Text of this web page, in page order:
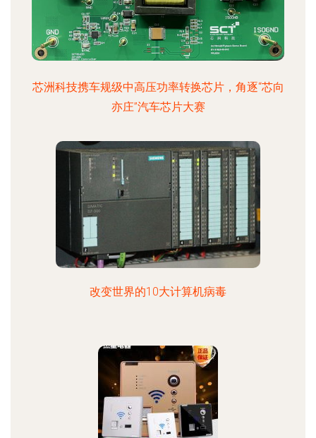
芯洲科技携车规级中高压功率转换芯片，角逐“芯向
亦庄”汽车芯片大赛
改变世界的10大计算机病毒